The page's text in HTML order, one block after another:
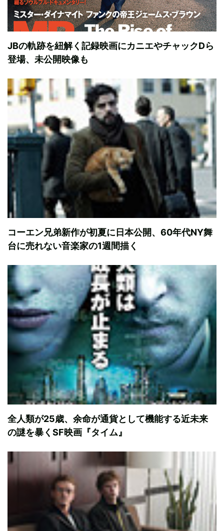
JBの軌跡を紐解く記録映画にカニエやチャックDら
登場、未公開映像も
コーエン兄弟新作が初夏に日本公開、60年代NY舞
台に売れない音楽家の1週間描く
全人類が25歳、余命が通貨として機能する近未来
の謎を暴くSF映画『タイム』